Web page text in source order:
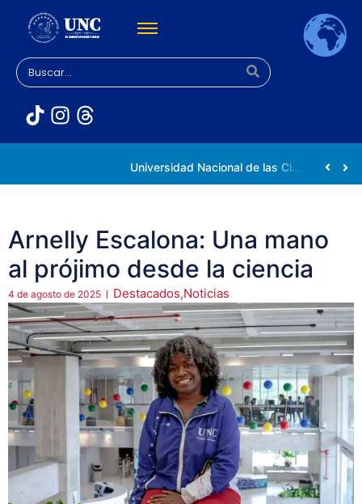
Universidad Nacional de las Ciencias impulsa vocaciones científicas en la Expoferia de Oportunidades de Estudio 2026
Arnelly Escalona: Una mano
al prójimo desde la ciencia
4 de agosto de 2025 Destacados,Noticias